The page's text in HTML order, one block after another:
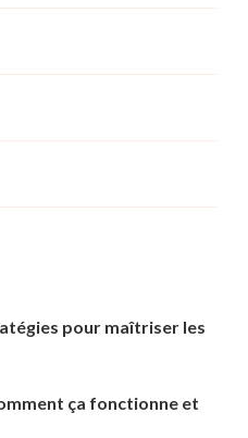
pour maîtriser les
ça fonctionne et